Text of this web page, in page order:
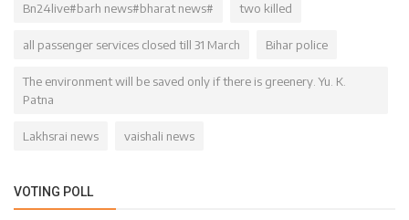
Bn24live#barh news#bharat news# two killed
all passenger services closed till 31 March Bihar police
The environment will be saved only if there is greenery. Yu. K.
Patna
Lakhsrai news vaishali news
VOTING POLL